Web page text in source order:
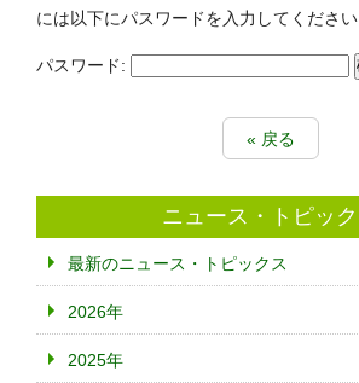
には以下にパスワードを入力してください
パスワード:
« 戻る
ニュース・トピッ
最新のニュース・トピックス
2026年
2025年